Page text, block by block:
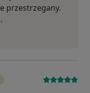
przestrzegany.